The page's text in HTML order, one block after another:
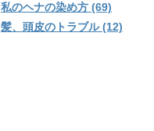
私のヘナの染め方 (69)
髪、頭皮のトラブル (12)